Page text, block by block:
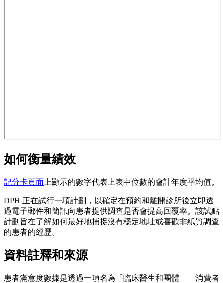
如何衡量績效
記分卡頁面 上顯示的數字代表上表中位數的會計年度平均值。
DPH 正在試行一項計劃，以確定在預約和離開診所後立即透
過電子郵件和簡訊向患者提供調查是否會提高回覆率。該試點
計劃旨在了解如何最好地捕捉沒有穩定地址或喜歡非紙質調查
的患者的經歷。
資料註釋和來源
患者滿意度數據是透過一項名為「臨床醫生和團體——消費者